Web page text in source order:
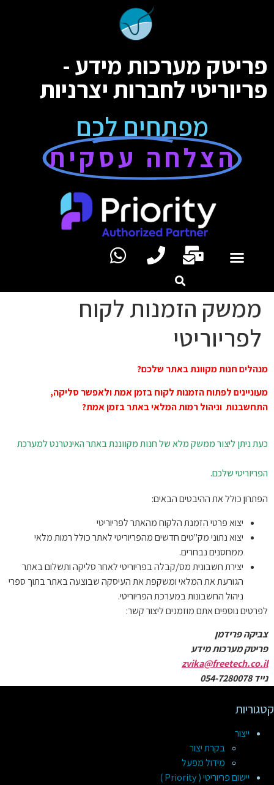
פריטק מערכות מידע -
פריוריטי לחברות יצרניות
מפתחים לכם
הצלחה עסקית
ממשק הזמנות לקוח
לפריוריטי
מנהלים חנות מקוונת באתר שלכם?
מעוניינים לפתוח הזמנות לקוח בזמן אמת ולאפשר סליקה,
התחשבנות וניהול רמות המלאי באתר בזמן אמת?
כעת ניתן ליצור ממשק מלא של חנות מקווננת באתר האינטרנט למערכת
הפריוריטי שלכם.
הפתרון כולל את ההיבטים הבאים:
יצוא פרטי הזמנת הלקוח מהאתר לפריוריטי
יצוא נתוני מק"טים חדשים מהפריוריטי לאתר כולל רמות מלאי
ממחסנים נבחרים.
יצירת חשבונית מס/קבלה בפריוריטי לאחר סליקה ותשלום באתר
הגורעת את המלאי ומשקפת את העיסקה שבוצעה באתר בתוך ספרי
ניהול החשבונות במערכת הפריוריטי.
לפרטים נוספים אתם מוזמנים ליצור קשר:
צביקה פרידמן
פריטק מערכות מידע
zvika@freetech.co.il
נייד 054-7280078
קטגוריות
ייצור
בקרת יצור
מידול מפעל
יישום פריוריטי ( Priority )